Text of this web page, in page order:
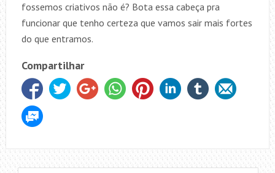
fossemos criativos não é? Bota essa cabeça pra
funcionar que tenho certeza que vamos sair mais fortes
do que entramos.
Compartilhar